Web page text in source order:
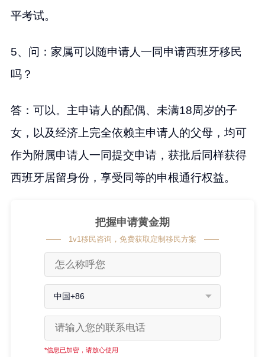
平考试。
5、问：家属可以随申请人一同申请西班牙移民
吗？
答：可以。主申请人的配偶、未满18周岁的子
女，以及经济上完全依赖主申请人的父母，均可
作为附属申请人一同提交申请，获批后同样获得
西班牙居留身份，享受同等的申根通行权益。
把握申请黄金期
1v1移民咨询，免费获取定制移民方案
中国+86
*信息已加密，请放心使用